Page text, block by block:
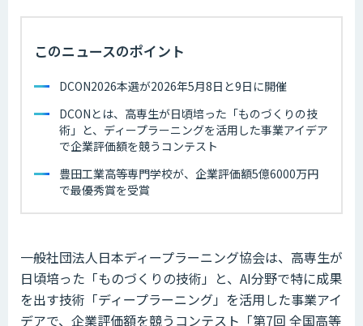
このニュースのポイント
DCON2026本選が2026年5月8日と9日に開催
DCONとは、高専生が日頃培った「ものづくりの技
術」と、ディープラーニングを活用した事業アイデア
で企業評価額を競うコンテスト
豊田工業高等専門学校が、企業評価額5億6000万円
で最優秀賞を受賞
一般社団法人日本ディープラーニング協会は、高専生が
日頃培った「ものづくりの技術」と、AI分野で特に成果
を出す技術「ディープラーニング」を活用した事業アイ
デアで、企業評価額を競うコンテスト「第7回 全国高等